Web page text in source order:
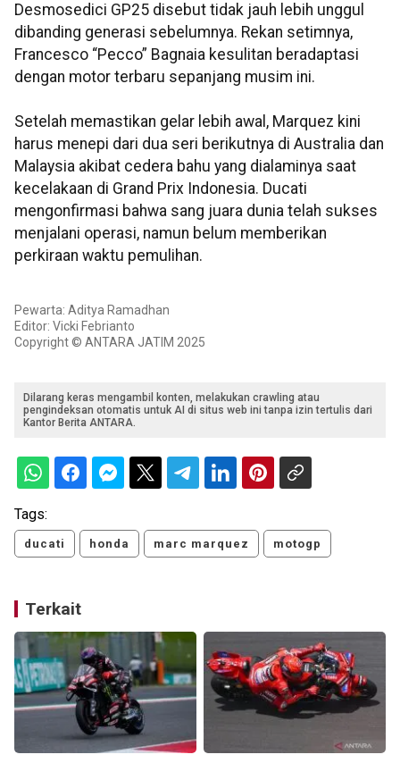
Desmosedici GP25 disebut tidak jauh lebih unggul
dibanding generasi sebelumnya. Rekan setimnya,
Francesco “Pecco” Bagnaia kesulitan beradaptasi
dengan motor terbaru sepanjang musim ini.
Setelah memastikan gelar lebih awal, Marquez kini
harus menepi dari dua seri berikutnya di Australia dan
Malaysia akibat cedera bahu yang dialaminya saat
kecelakaan di Grand Prix Indonesia. Ducati
mengonfirmasi bahwa sang juara dunia telah sukses
menjalani operasi, namun belum memberikan
perkiraan waktu pemulihan.
Pewarta: Aditya Ramadhan
Editor: Vicki Febrianto
Copyright © ANTARA JATIM 2025
Dilarang keras mengambil konten, melakukan crawling atau
pengindeksan otomatis untuk AI di situs web ini tanpa izin tertulis dari
Kantor Berita ANTARA.
Tags:
ducati honda marc marquez motogp
Terkait